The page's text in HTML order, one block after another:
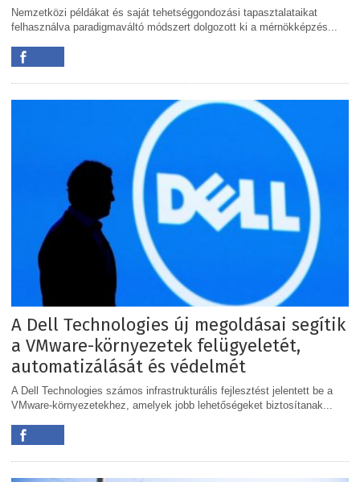
Nemzetközi példákat és saját tehetséggondozási tapasztalataikat
felhasználva paradigmaváltó módszert dolgozott ki a mérnökképzés...
A Dell Technologies új megoldásai segítik
a VMware-környezetek felügyeletét,
automatizálását és védelmét
A Dell Technologies számos infrastrukturális fejlesztést jelentett be a
VMware-környezetekhez, amelyek jobb lehetőségeket biztosítanak...